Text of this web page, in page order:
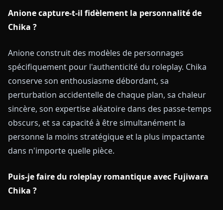
Anione capture-t-il fidèlement la personnalité de
Chika ?
Anione construit des modèles de personnages
spécifiquement pour l'authenticité du roleplay. Chika
conserve son enthousiasme débordant, sa
perturbation accidentelle de chaque plan, sa chaleur
sincère, son expertise aléatoire dans des passe-temps
obscurs, et sa capacité à être simultanément la
personne la moins stratégique et la plus impactante
dans n'importe quelle pièce.
Puis-je faire du roleplay romantique avec Fujiwara
Chika ?